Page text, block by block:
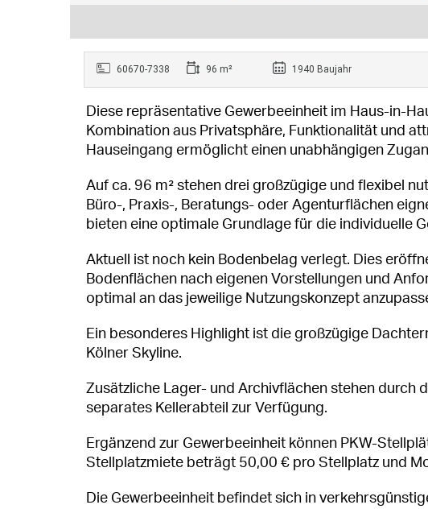
60670-7338 96 m² 1940 Baujahr
Diese repräsentative Gewerbeeinheit im Haus-in-
Kombination aus Privatsphäre, Funktionalität und
Hauseingang ermöglicht einen unabhängigen
Auf ca. 96 m² stehen drei großzügige und flexibel
Büro-, Praxis-, Beratungs- oder Agenturflächen
bieten eine optimale Grundlage für die individuelle
Aktuell ist noch kein Bodenbelag verlegt. Dies
Bodenflächen nach eigenen Vorstellungen und
optimal an das jeweilige Nutzungskonzept
Ein besonderes Highlight ist die großzügige
Kölner Skyline.
Zusätzliche Lager- und Archivflächen stehen durch
separates Kellerabteil zur Verfügung.
Ergänzend zur Gewerbeeinheit können PKW-
Stellplatzmiete beträgt 50,00 € pro Stellplatz und
Die Gewerbeeinheit befindet sich in